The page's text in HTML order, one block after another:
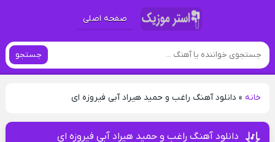
صفحه اصلی
جستجو
خانه» دانلود آهنگ راغب و حمید هیراد آبی فیروزه ای
دانلود آهنگ راغب و حمید هیراد آبی فیروزه ای